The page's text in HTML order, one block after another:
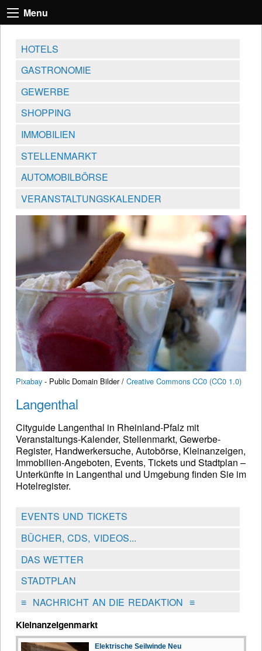
Menu
HOTELS
GASTRONOMIE
GEWERBE
SHOPPING
IMMOBILIEN
STELLENMARKT
AUTOMOBILBÖRSE
VERANSTALTUNGSKALENDER
Pixabay - Public Domain Bilder / Creative Commons CC0 (CC0 1.0)
Langenthal
Cityguide Langenthal in Rheinland-Pfalz mit
Veranstaltungs-Kalender, Stellenmarkt, Gewerbe-
Register, Handwerkersuche, Autobörse, Kleinanzeigen,
Immobilien-Angeboten, Events, Tickets und Stadtplan –
Unterkünfte in Langenthal und Umgebung finden Sie im
Hotelregister.
EVENTS UND TICKETS
BÜCHER, CDS, VIDEOS...
DAS WETTER
STADTPLAN
≡NACHRICHT AN DIE REDAKTION ≡
Kleinanzeigenmarkt
Elektrische Seilwinde Neu